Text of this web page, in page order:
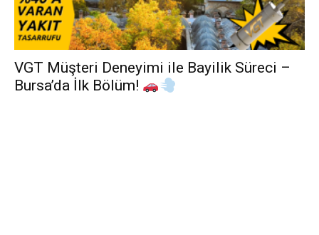
VGT Müşteri Deneyimi ile Bayilik Süreci –
Bursa’da İlk Bölüm!